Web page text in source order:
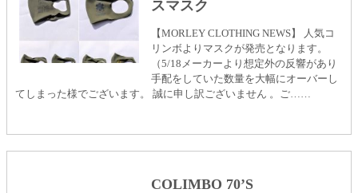
スマスク
【MORLEY CLOTHING NEWS】 人気コ
リンボよりマスクが発売となります。
（5/18メーカーより想定外の反響があり
手配をしていた数量を大幅にオーバーし
てしまった様でございます。 誠に申し訳ございません 。ご……
COLIMBO 70’S